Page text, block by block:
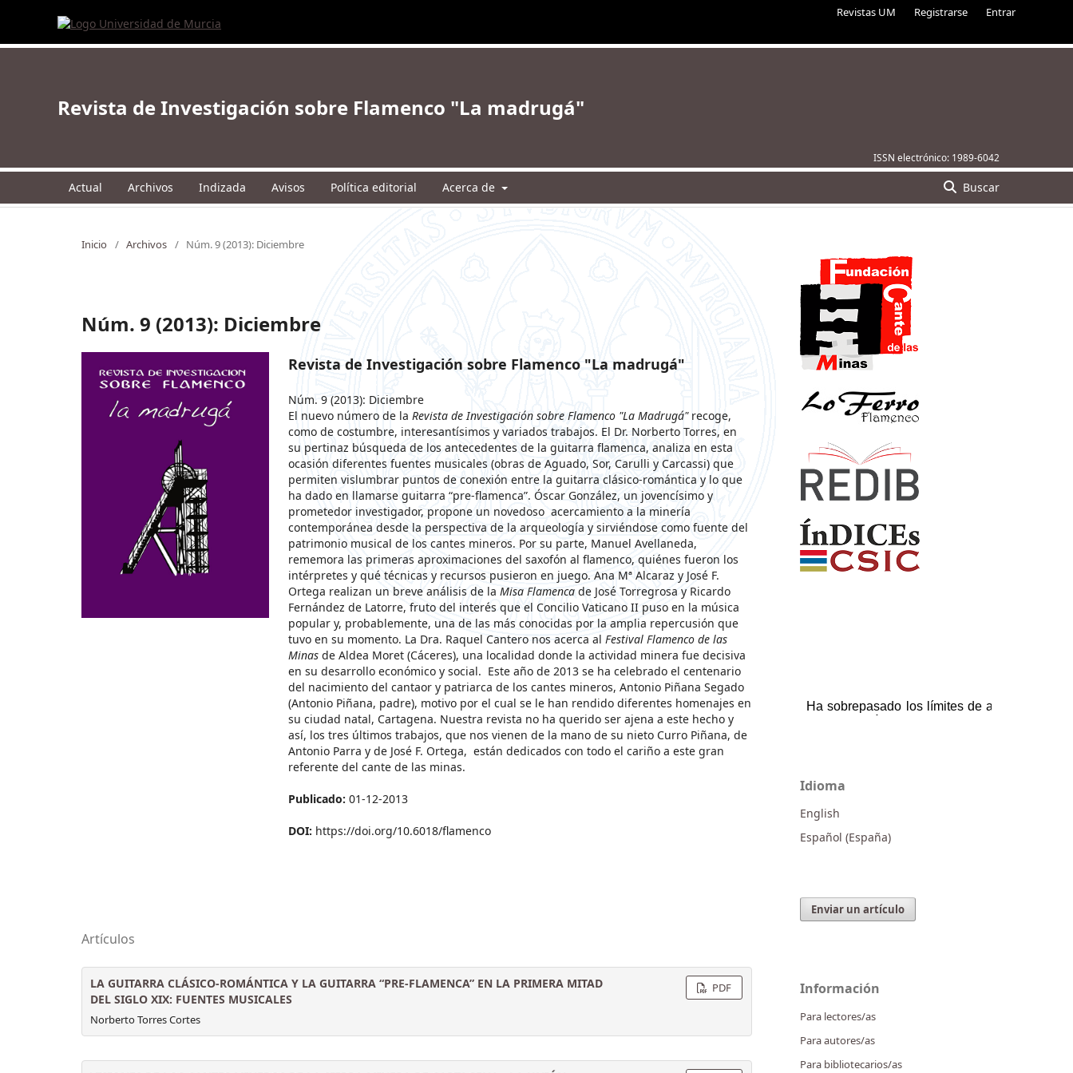
Revistas UM Registrarse Entrar
ISSN electrónico: 1989-6042
Revista de Investigación sobre Flamenco "La madrugá"
Actual Archivos Indizada Avisos Política editorial Acerca de Buscar
Inicio / Archivos / Núm. 9 (2013): Diciembre
Núm. 9 (2013): Diciembre
Revista de Investigación sobre Flamenco "La madrugá"
Núm. 9 (2013): Diciembre
El nuevo número de la Revista de Investigación sobre Flamenco "La Madrugá" recoge,
como de costumbre, interesantísimos y variados trabajos. El Dr. Norberto Torres, en
su pertinaz búsqueda de los antecedentes de la guitarra flamenca, analiza en esta
ocasión diferentes fuentes musicales (obras de Aguado, Sor, Carulli y Carcassi) que
permiten vislumbrar puntos de conexión entre la guitarra clásico-romántica y lo que
ha dado en llamarse guitarra “pre-flamenca”. Óscar González, un jovencísimo y
prometedor investigador, propone un novedoso acercamiento a la minería
contemporánea desde la perspectiva de la arqueología y sirviéndose como fuente del
patrimonio musical de los cantes mineros. Por su parte, Manuel Avellaneda,
rememora las primeras aproximaciones del saxofón al flamenco, quiénes fueron los
intérpretes y qué técnicas y recursos pusieron en juego. Ana Mª Alcaraz y José F.
Ortega realizan un breve análisis de la Misa Flamenca de José Torregrosa y Ricardo
Fernández de Latorre, fruto del interés que el Concilio Vaticano II puso en la música
popular y, probablemente, una de las más conocidas por la amplia repercusión que
tuvo en su momento. La Dra. Raquel Cantero nos acerca al Festival Flamenco de las
Minas de Aldea Moret (Cáceres), una localidad donde la actividad minera fue decisiva
en su desarrollo económico y social. Este año de 2013 se ha celebrado el centenario
del nacimiento del cantaor y patriarca de los cantes mineros, Antonio Piñana Segado
(Antonio Piñana, padre), motivo por el cual se le han rendido diferentes homenajes en
su ciudad natal, Cartagena. Nuestra revista no ha querido ser ajena a este hecho y
así, los tres últimos trabajos, que nos vienen de la mano de su nieto Curro Piñana, de
Antonio Parra y de José F. Ortega, están dedicados con todo el cariño a este gran
referente del cante de las minas.
Publicado: 01-12-2013
DOI: https://doi.org/10.6018/flamenco
Artículos
LA GUITARRA CLÁSICO-ROMÁNTICA Y LA GUITARRA “PRE-FLAMENCA” EN LA PRIMERA MITAD
DEL SIGLO XIX: FUENTES MUSICALES
Norberto Torres Cortes
PDF
Idioma
English
Español (España)
Enviar un artículo
Información
Para lectores/as
Para autores/as
Para bibliotecarios/as